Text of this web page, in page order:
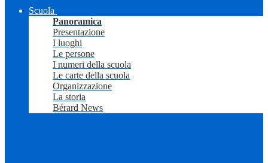
Scuola
Panoramica
Presentazione
I luoghi
Le persone
I numeri della scuola
Le carte della scuola
Organizzazione
La storia
Bérard News